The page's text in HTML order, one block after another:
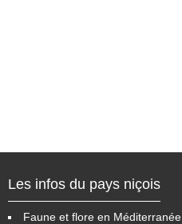
Les infos du pays niçois
Faune et flore en Méditerranée